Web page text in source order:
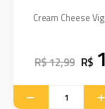
Cream Cheese
R$ 12,99 R$